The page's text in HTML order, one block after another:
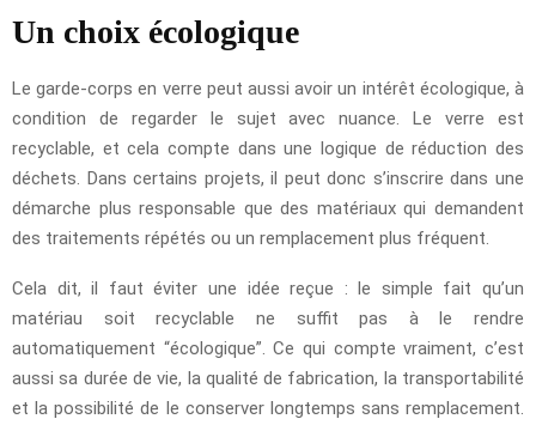
Un choix écologique
Le garde-corps en verre peut aussi avoir un intérêt écologique, à
condition de regarder le sujet avec nuance. Le verre est
recyclable, et cela compte dans une logique de réduction des
déchets. Dans certains projets, il peut donc s’inscrire dans une
démarche plus responsable que des matériaux qui demandent
des traitements répétés ou un remplacement plus fréquent.
Cela dit, il faut éviter une idée reçue : le simple fait qu’un
matériau soit recyclable ne suffit pas à le rendre
automatiquement “écologique”. Ce qui compte vraiment, c’est
aussi sa durée de vie, la qualité de fabrication, la transportabilité
et la possibilité de le conserver longtemps sans remplacement.